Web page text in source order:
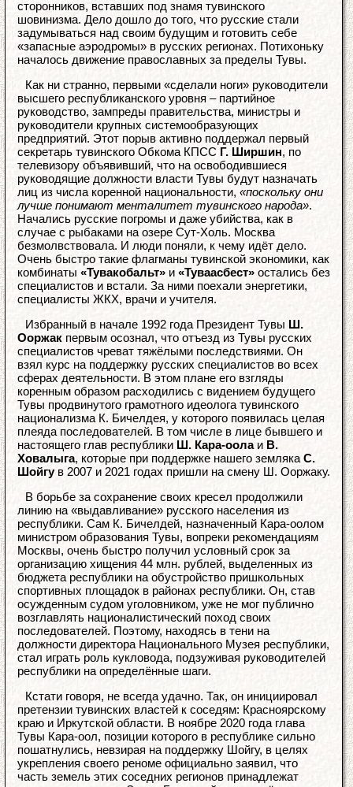
сторонников, вставших под знамя тувинского
шовинизма. Дело дошло до того, что русские стали
задумываться над своим будущим и готовить себе
«запасные аэродромы» в русских регионах. Потихоньку
началось движение православных за пределы Тувы.
Как ни странно, первыми «сделали ноги» руководители
высшего республиканского уровня – партийное
руководство, зампреды правительства, министры и
руководители крупных системообразующих
предприятий. Этот порыв активно поддержал первый
секретарь тувинского Обкома КПСС Г. Ширшин, по
телевизору объявивший, что на освободившиеся
руководящие должности власти Тувы будут назначать
лиц из числа коренной национальности, «поскольку они
лучше понимают менталитет тувинского народа».
Начались русские погромы и даже убийства, как в
случае с рыбаками на озере Сут-Холь. Москва
безмолвствовала. И люди поняли, к чему идёт дело.
Очень быстро такие флагманы тувинской экономики, как
комбинаты «Тувакобальт» и «Туваасбест» остались без
специалистов и встали. За ними поехали энергетики,
специалисты ЖКХ, врачи и учителя.
Избранный в начале 1992 года Президент Тувы Ш.
Ооржак первым осознал, что отъезд из Тувы русских
специалистов чреват тяжёлыми последствиями. Он
взял курс на поддержку русских специалистов во всех
сферах деятельности. В этом плане его взгляды
коренным образом расходились с видением будущего
Тувы продвинутого грамотного идеолога тувинского
национализма К. Бичелдея, у которого появилась целая
плеяда последователей. В том числе в лице бывшего и
настоящего глав республики Ш. Кара-оолаи В.
Ховалыга, которые при поддержке нашего земляка С.
Шойгув 2007 и 2021 годах пришли на смену Ш. Ооржаку.
В борьбе за сохранение своих кресел продолжили
линию на «выдавливание» русского населения из
республики. Сам К. Бичелдей, назначенный Кара-оолом
министром образования Тувы, вопреки рекомендациям
Москвы, очень быстро получил условный срок за
организацию хищения 44 млн. рублей, выделенных из
бюджета республики на обустройство пришкольных
спортивных площадок в районах республики. Он, став
осужденным судом уголовником, уже не мог публично
возглавлять националистический поход своих
последователей. Поэтому, находясь в тени на
должности директора Национального Музея республики,
стал играть роль кукловода, подзуживая руководителей
республики на определённые шаги.
Кстати говоря, не всегда удачно. Так, он инициировал
претензии тувинских властей к соседям: Красноярскому
краю и Иркутской области. В ноябре 2020 года глава
Тувы Кара-оол, позиции которого в республике сильно
пошатнулись, невзирая на поддержку Шойгу, в целях
укрепления своего реноме официально заявил, что
часть земель этих соседних регионов принадлежат